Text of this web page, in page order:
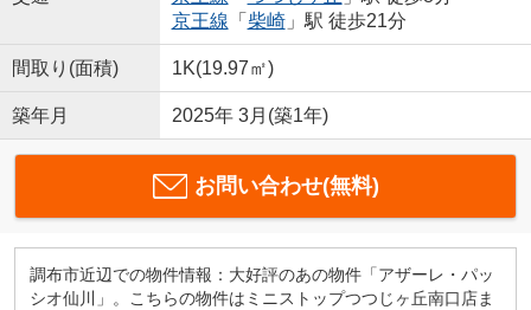
京王線 「 柴崎」駅 徒歩21分
間取り(面積) 1K(19.97㎡)
築年月 2025年 3月(築1年)
お問い合わせ(無料)
調布市近辺での物件情報：大好評のあの物件「アザーレ・パッ
シオ仙川」。こちらの物件はミニストップつつじヶ丘南口店ま